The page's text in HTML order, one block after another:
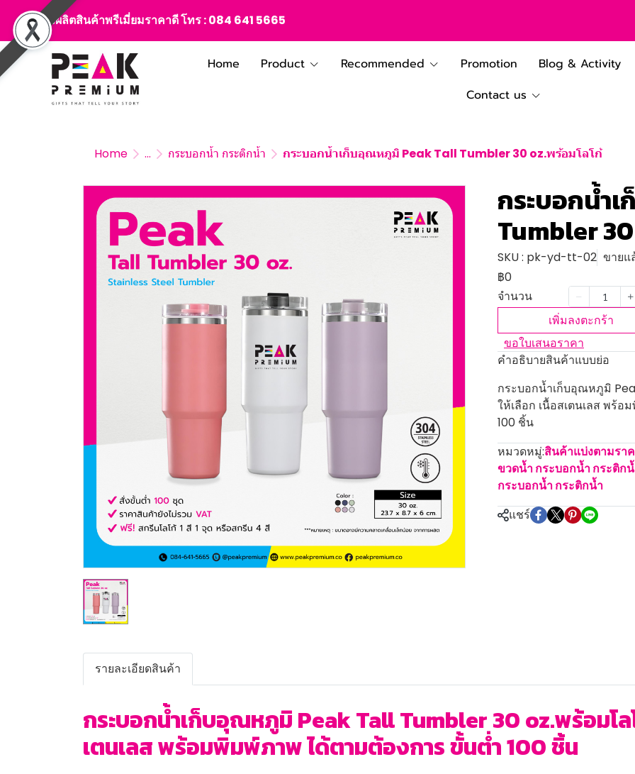
สั่งผลิตสินค้าพรีเมี่ยมราคาดี โทร :084 641 5665
Home Product Recommended Promotion Blog & Activity
Contact us
Home ... กระบอกน้ำ กระติกน้ำ กระบอกน้ำเก็บอุณหภูมิ Peak Tall Tumbler 30 oz.พร้อมโลโก้
กระบอกน้ำ
Tumbler
SKU : pk-yd-tt-02 ขายแ
฿0
จำนวน
เพิ่มลงตะกร้า
ขอใบเสนอราคา
คำอธิบายสินค้าแบบย่อ
กระบอกน้ำเก็บอุณหภูมิ
ให้เลือก เนื้อสเตนเลส พร้
100 ชิ้น
หมวดหมู่:สินค้าแบ่งตามรา
ขวดน้ำ กระบอกน้ำ กระติก
กระบอกน้ำ กระติกน้ำ
แชร์
รายละเอียดสินค้า
กระบอกน้ำเก็บอุณหภูมิ Peak Tall Tumbler 30 oz.พร้อมโล
เตนเลส พร้อมพิมพ์ภาพ ได้ตามต้องการ ขั้นต่ำ 100 ชิ้น